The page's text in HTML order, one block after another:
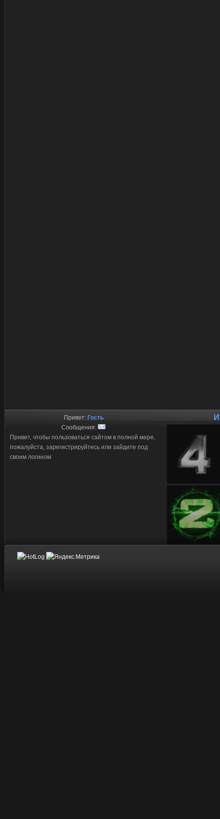
Привет: Гость
Сообщения:
Привет, чтобы пользоваться сайтом в полной мере,
пожалуйста, зарегистрируйтесь или зайдите под
своим логином